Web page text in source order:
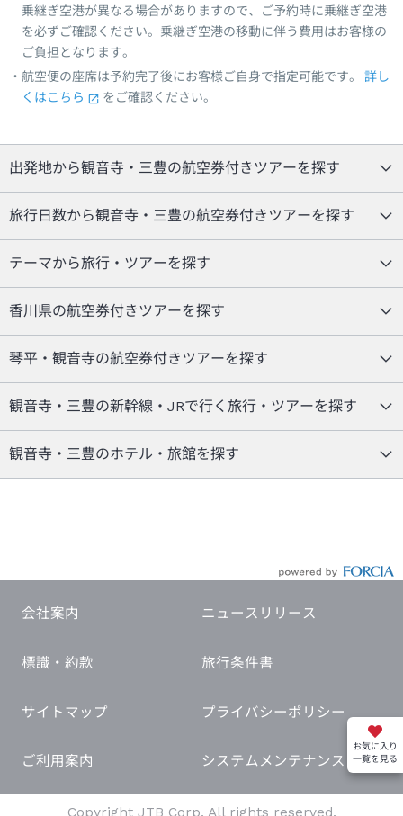
乗継ぎ空港が異なる場合がありますので、ご予約時に乗継ぎ空港
を必ずご確認ください。乗継ぎ空港の移動に伴う費用はお客様の
ご負担となります。
航空便の座席は予約完了後にお客様ご自身で指定可能です。
詳し
くはこちら
をご確認ください。
お気に入り
一覧を見る
出発地から観音寺・三豊の航空券付きツアーを探す
旅行日数から観音寺・三豊の航空券付きツアーを探す
テーマから旅行・ツアーを探す
香川県の航空券付きツアーを探す
琴平・観音寺の航空券付きツアーを探す
観音寺・三豊の新幹線・JRで行く旅行・ツアーを探す
観音寺・三豊のホテル・旅館を探す
会社案内 ニュースリリース
標識・約款 旅行条件書
サイトマップ プライバシーポリシー
ご利用案内 システムメンテナンス
Copyright JTB Corp. All rights reserved.